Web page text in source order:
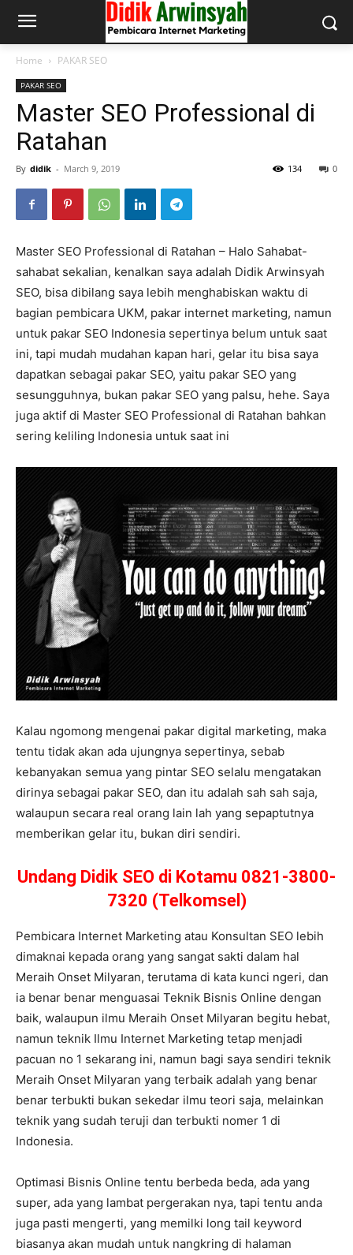
Home PAKAR SEO
PAKAR SEO
Master SEO Professional di
Ratahan
By didik - March 9, 2019 0
134
Master SEO Professional di Ratahan – Halo Sahabat-
sahabat sekalian, kenalkan saya adalah Didik Arwinsyah
SEO, bisa dibilang saya lebih menghabiskan waktu di
bagian pembicara UKM, pakar internet marketing, namun
untuk pakar SEO Indonesia sepertinya belum untuk saat
ini, tapi mudah mudahan kapan hari, gelar itu bisa saya
dapatkan sebagai pakar SEO, yaitu pakar SEO yang
sesungguhnya, bukan pakar SEO yang palsu, hehe. Saya
juga aktif di Master SEO Professional di Ratahan bahkan
sering keliling Indonesia untuk saat ini
Kalau ngomong mengenai pakar digital marketing, maka
tentu tidak akan ada ujungnya sepertinya, sebab
kebanyakan semua yang pintar SEO selalu mengatakan
dirinya sebagai pakar SEO, dan itu adalah sah sah saja,
walaupun secara real orang lain lah yang sepaptutnya
memberikan gelar itu, bukan diri sendiri.
Undang Didik SEO di Kotamu 0821-3800-
7320 (Telkomsel)
Pembicara Internet Marketing atau Konsultan SEO lebih
dimaknai kepada orang yang sangat sakti dalam hal
Meraih Onset Milyaran, terutama di kata kunci ngeri, dan
ia benar benar menguasai Teknik Bisnis Online dengan
baik, walaupun ilmu Meraih Onset Milyaran begitu hebat,
namun teknik Ilmu Internet Marketing tetap menjadi
pacuan no 1 sekarang ini, namun bagi saya sendiri teknik
Meraih Onset Milyaran yang terbaik adalah yang benar
benar terbukti bukan sekedar ilmu teori saja, melainkan
teknik yang sudah teruji dan terbukti nomer 1 di
Indonesia.
Optimasi Bisnis Online tentu berbeda beda, ada yang
super, ada yang lambat pergerakan nya, tapi tentu anda
juga pasti mengerti, yang memilki long tail keyword
biasanya akan mudah untuk nangkring di halaman